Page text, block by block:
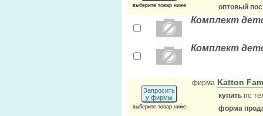
выберите товар ниже
оптовый
Комплект
Комплект
Запросить
у фирмы
выберите товар ниже
фирма Katton
купить по
форма